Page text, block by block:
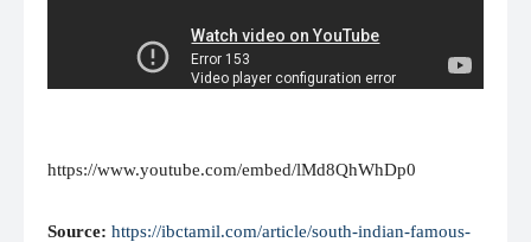
https://www.youtube.com/embed/lMd8QhWhDp0
Source: https://ibctamil.com/article/south-indian-famous-